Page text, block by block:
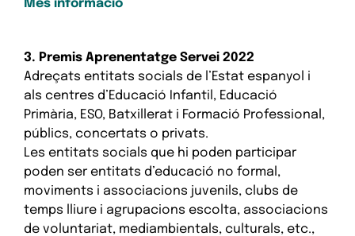
Més informació
3. Premis Aprenentatge Servei 2022
Adreçats entitats socials de l’Estat espanyol i
als centres d’Educació Infantil, Educació
Primària, ESO, Batxillerat i Formació Professional,
públics, concertats o privats.
Les entitats socials que hi poden participar
poden ser entitats d’educació no formal,
moviments i associacions juvenils, clubs de
temps lliure i agrupacions escolta, associacions
de voluntariat, mediambientals, culturals, etc.,